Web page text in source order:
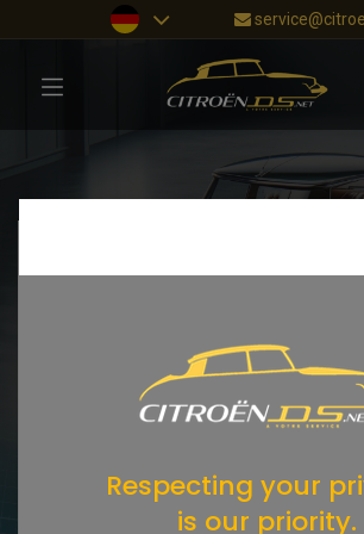
Respecting your
is our priority.